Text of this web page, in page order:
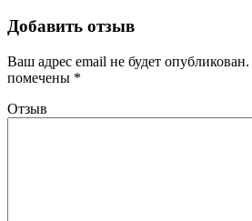
Добавить отзыв
Ваш адрес email не будет опубликован.
помечены *
Отзыв